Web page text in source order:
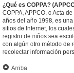
¿Qué es COPPA?
COPPA, APPCO, o Acta
años del año 1998, es
sitios de Internet, los
registro de niños sea
con algún otro método de
recolectar información
Arriba